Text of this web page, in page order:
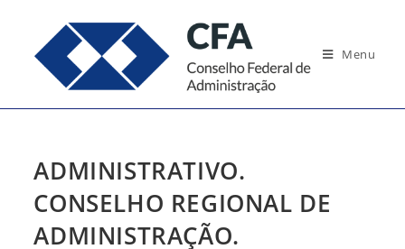
conteúdo
Menu
ADMINISTRATIVO.
CONSELHO REGIONAL DE
ADMINISTRAÇÃO.